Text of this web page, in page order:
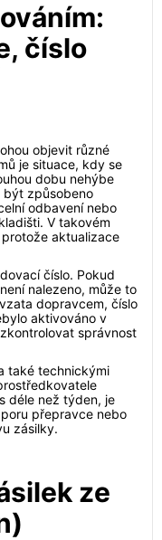
číslo
objevit různé
je situace, kdy se
dobu nehýbe
být způsobeno
odbavení nebo
V takovém
aktualizace
číslo. Pokud
nalezeno, může to
dopravcem, číslo
aktivováno v
správnost
také technickými
déle než týden, je
přepravce nebo
zásilky.
ze